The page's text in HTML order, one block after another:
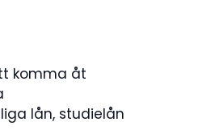
komma åt
lån, studielån